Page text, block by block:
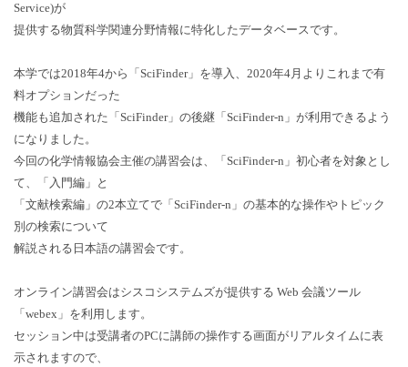
Service)が
提供する物質科学関連分野情報に特化したデータベースです。
本学では2018年4から「SciFinder」を導入、2020年4月よりこれまで有
料オプションだった
機能も追加された「SciFinder」の後継「SciFinder-n」が利用できるよう
になりました。
今回の化学情報協会主催の講習会は、「SciFinder-n」初心者を対象とし
て、「入門編」と
「文献検索編」の2本立てで「SciFinder-n」の基本的な操作やトピック
別の検索について
解説される日本語の講習会です。
オンライン講習会はシスコシステムズが提供する Web 会議ツール
「webex」を利用します。
セッション中は受講者のPCに講師の操作する画面がリアルタイムに表
示されますので、